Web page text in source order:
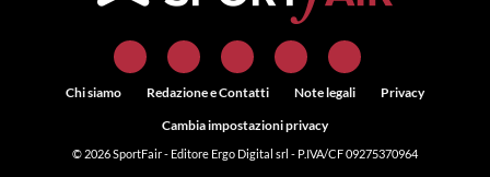
Chi siamo Redazione e Contatti Note legali
Privacy
Cambia impostazioni privacy
© 2026SportFair- Editore Ergo Digital srl - P.IVA/CF 09275370964